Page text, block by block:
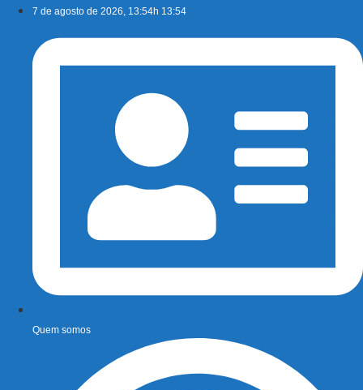
conteúdo
7 de agosto de 2026, 13:54h 13:54
Quem somos